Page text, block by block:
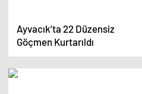
Ayvacık’ta 22 Düzensiz
Göçmen Kurtarıldı